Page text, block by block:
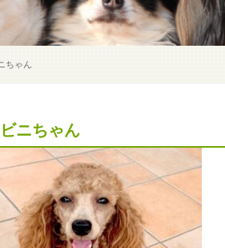
ちゃん
ビニちゃん